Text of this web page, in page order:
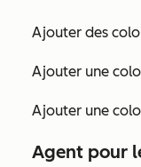
Ajouter des
Ajouter une
Ajouter une
Agent pour